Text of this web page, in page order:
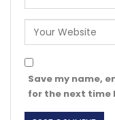
Save my name,
for the next time